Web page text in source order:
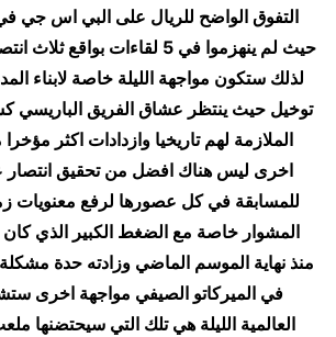
التفوق الواضح للريال على البي اس جي
حيث لم ينهزموا في 5 لقاءات
لذلك ستكون مواجهة الليلة خاصة لابناء
توخيل حيث ينتظر عشاق الفريق الباريسي
الملازمة لهم تاريخيا وازدادات اكثر
اخرى ليس هناك افضل من تحقيق انتصار
للمسابقة في كل عصورها لرفع معنويات
المشوار خاصة مع الضغط الكبير الذي
منذ نهاية الموسم الماضي وزادته حدة مشكلة
في الميركاتو الصيفي مواجهة اخرى
العالمية الليلة هي تلك التي سيحتضنها ملعب